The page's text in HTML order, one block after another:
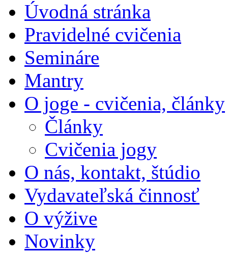
Úvodná stránka
Pravidelné cvičenia
Semináre
Mantry
O joge - cvičenia, články
Články
Cvičenia jogy
O nás, kontakt, štúdio
Vydavateľská činnosť
O výžive
Novinky